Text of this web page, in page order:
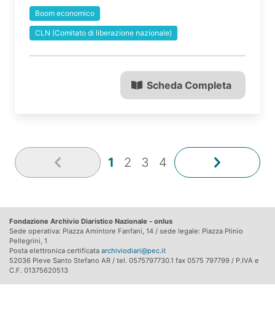
Boom economico
CLN (Comitato di liberazione nazionale)
Scheda Completa
1 2 3 4
Fondazione Archivio Diaristico Nazionale - onlus
Sede operativa: Piazza Amintore Fanfani, 14 / sede legale: Piazza Plinio
Pellegrini, 1
Posta elettronica certificata archiviodiari@pec.it
52036 Pieve Santo Stefano AR / tel. 0575797730.1 fax 0575 797799 / P.IVA e
C.F. 01375620513